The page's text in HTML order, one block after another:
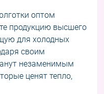
оптом
продукцию высшего
для холодных
своим
незаменимым
ценят тепло,